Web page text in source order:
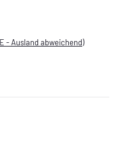
- Ausland abweichend)